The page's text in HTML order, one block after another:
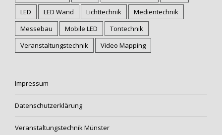
LED
LED Wand Lichttechnik
Medientechnik
Messebau
Mobile LED
Tontechnik
Veranstaltungstechnik
Video Mapping
Impressum
Datenschutzerklärung
Veranstaltungstechnik Münster